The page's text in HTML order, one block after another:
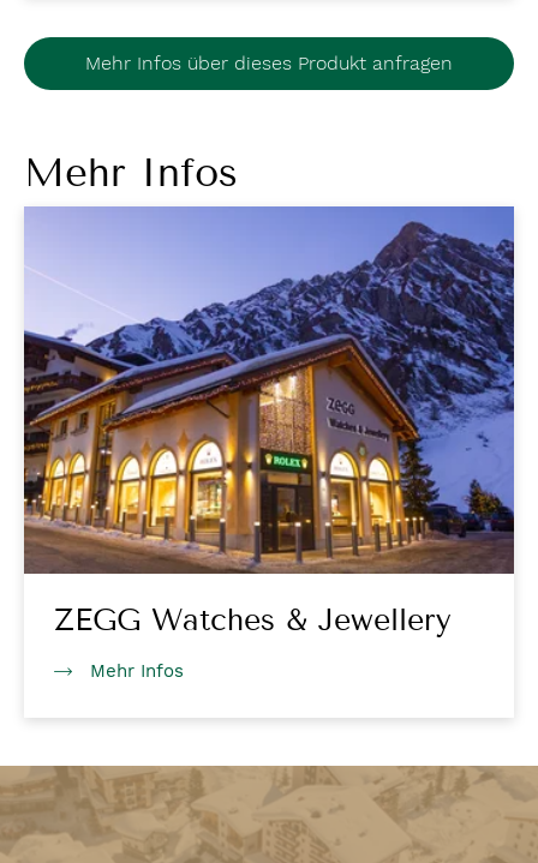
Mehr Infos über dieses Produkt anfragen
Mehr Infos
ZEGG Watches & Jewellery
Mehr Infos